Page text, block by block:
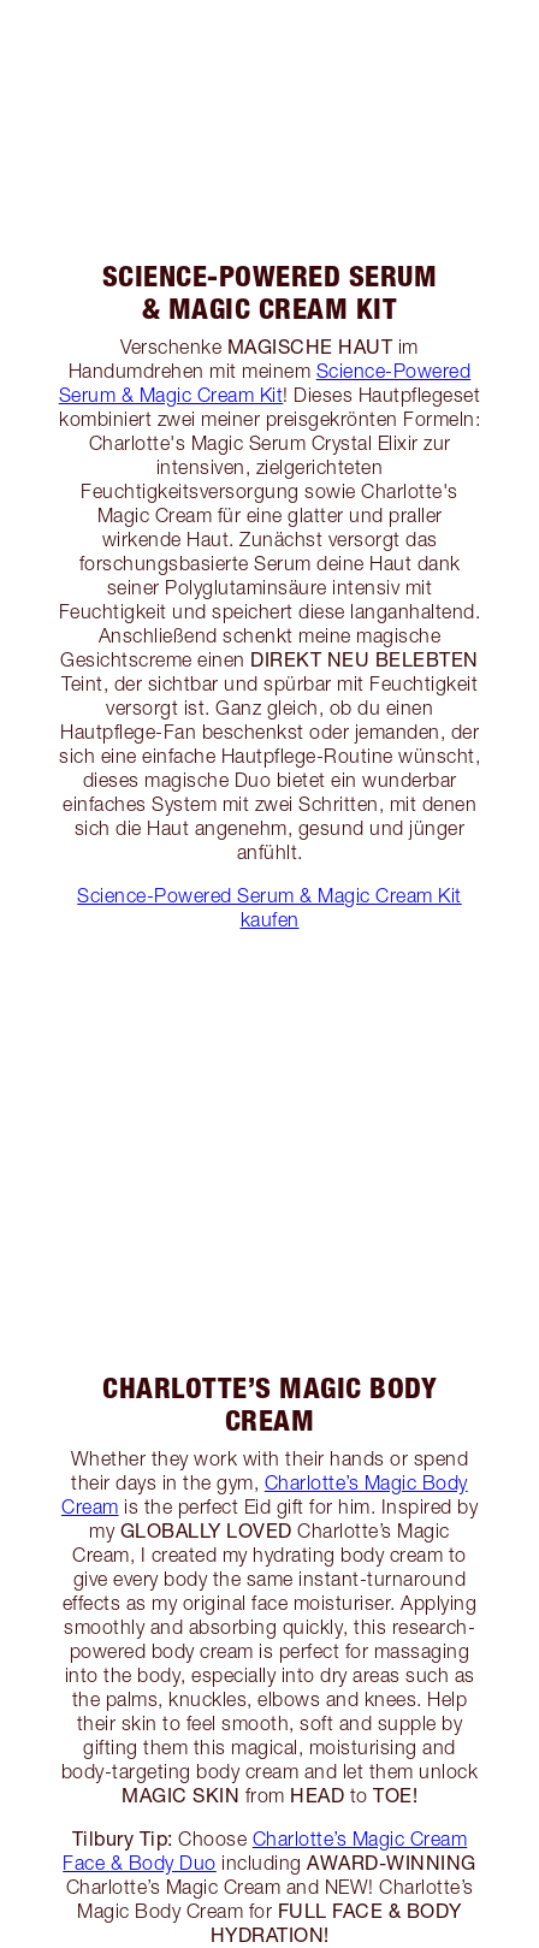
SCIENCE-POWERED SERUM
& MAGIC CREAM KIT
Verschenke MAGISCHE HAUTim
Handumdrehen mit meinem Science-Powered
Serum & Magic Cream Kit! Dieses Hautpflegeset
kombiniert zwei meiner preisgekrönten Formeln:
Charlotte's Magic Serum Crystal Elixir zur
intensiven, zielgerichteten
Feuchtigkeitsversorgung sowie Charlotte's
Magic Cream für eine glatter und praller
wirkende Haut. Zunächst versorgt das
forschungsbasierte Serum deine Haut dank
seiner Polyglutaminsäure intensiv mit
Feuchtigkeit und speichert diese langanhaltend.
Anschließend schenkt meine magische
Gesichtscreme einen DIREKT NEU BELEBTEN
Teint, der sichtbar und spürbar mit Feuchtigkeit
versorgt ist. Ganz gleich, ob du einen
Hautpflege-Fan beschenkst oder jemanden, der
sich eine einfache Hautpflege-Routine wünscht,
dieses magische Duo bietet ein wunderbar
einfaches System mit zwei Schritten, mit denen
sich die Haut angenehm, gesund und jünger
anfühlt.
Science-Powered Serum & Magic Cream Kit
kaufen
CHARLOTTE’S MAGIC BODY
CREAM
Whether they work with their hands or spend
their days in the gym, Charlotte’s Magic Body
Cream is the perfect Eid gift for him. Inspired by
my GLOBALLY LOVED Charlotte’s Magic
Cream, I created my hydrating body cream to
give every body the same instant-turnaround
effects as my original face moisturiser. Applying
smoothly and absorbing quickly, this research-
powered body cream is perfect for massaging
into the body, especially into dry areas such as
the palms, knuckles, elbows and knees. Help
their skin to feel smooth, soft and supple by
gifting them this magical, moisturising and
body-targeting body cream and let them unlock
MAGIC SKIN from HEAD to TOE!
Tilbury Tip: Choose Charlotte’s Magic Cream
Face & Body Duo includingAWARD-WINNING
Charlotte’s Magic Cream and NEW! Charlotte’s
Magic Body Cream for FULL FACE & BODY
HYDRATION!